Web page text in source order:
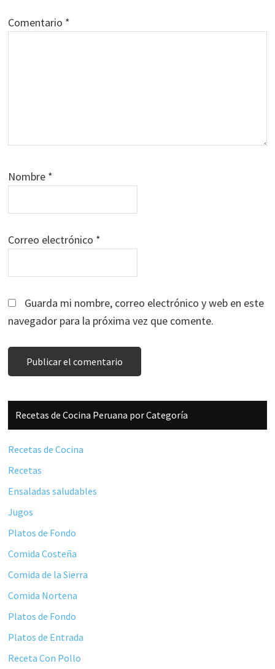
Comentario *
Nombre *
Correo electrónico *
Guarda mi nombre, correo electrónico y web en este
navegador para la próxima vez que comente.
Barra
lateral
principal
Recetas de Cocina Peruana por Categoría
Recetas de Cocina
Recetas
Ensaladas saludables
Jugos
Platos de Fondo
Comida Costeña
Comida de la Sierra
Comida Nortena
Platos de Fondo
Platos de Entrada
Receta Con Pollo